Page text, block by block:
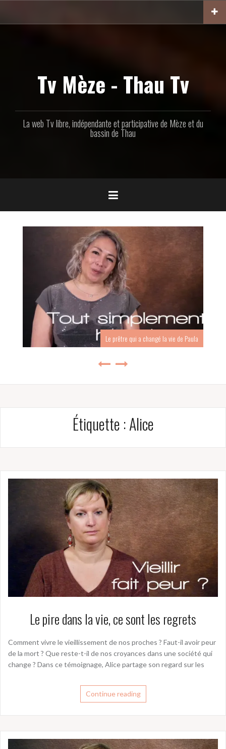
contenu
Tv Mèze - Thau Tv
La web Tv libre, indépendante et participative de Mèze et du
bassin de Thau
Le prêtre qui a changé la vie de Paula
Étiquette :Alice
Le pire dans la vie, ce sont les regrets
Comment vivre le vieillissement de nos proches ? Faut-il avoir peur
de la mort ? Que reste-t-il de nos croyances dans une société qui
change ? Dans ce témoignage, Alice partage son regard sur les
Continue reading